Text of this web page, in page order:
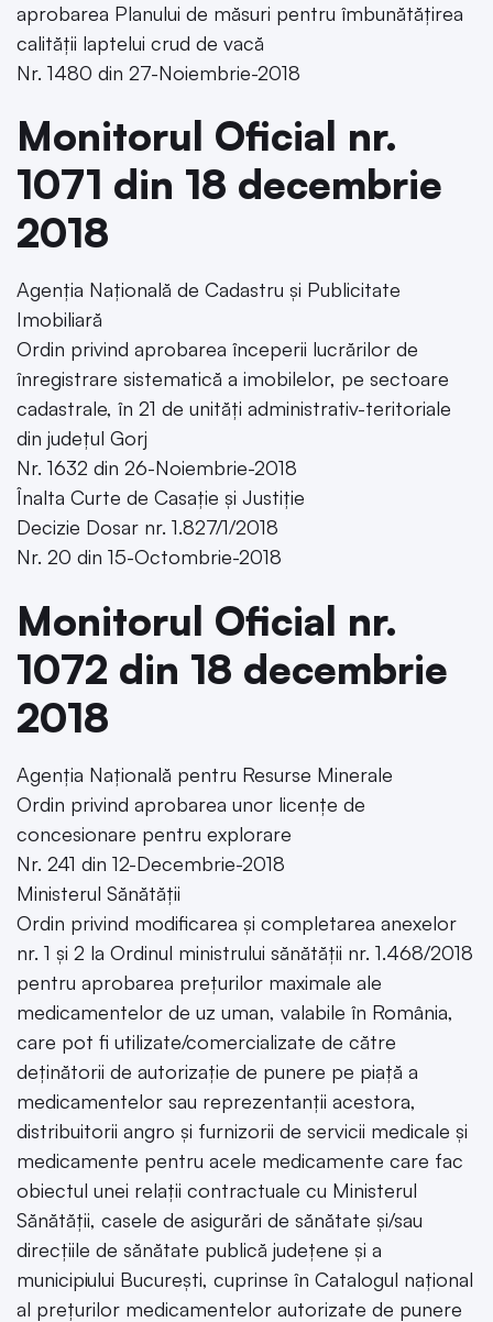
aprobarea Planului de măsuri pentru îmbunătățirea
calității laptelui crud de vacă
Nr. 1480 din 27-Noiembrie-2018
Monitorul Oficial nr.
1071 din 18 decembrie
2018
Agenția Națională de Cadastru și Publicitate
Imobiliară
Ordin privind aprobarea începerii lucrărilor de
înregistrare sistematică a imobilelor, pe sectoare
cadastrale, în 21 de unități administrativ-teritoriale
din județul Gorj
Nr. 1632 din 26-Noiembrie-2018
Înalta Curte de Casație și Justiție
Decizie Dosar nr. 1.827/1/2018
Nr. 20 din 15-Octombrie-2018
Monitorul Oficial nr.
1072 din 18 decembrie
2018
Agenția Națională pentru Resurse Minerale
Ordin privind aprobarea unor licențe de
concesionare pentru explorare
Nr. 241 din 12-Decembrie-2018
Ministerul Sănătății
Ordin privind modificarea și completarea anexelor
nr. 1 și 2 la Ordinul ministrului sănătății nr. 1.468/2018
pentru aprobarea prețurilor maximale ale
medicamentelor de uz uman, valabile în România,
care pot fi utilizate/comercializate de către
deținătorii de autorizație de punere pe piață a
medicamentelor sau reprezentanții acestora,
distribuitorii angro și furnizorii de servicii medicale și
medicamente pentru acele medicamente care fac
obiectul unei relații contractuale cu Ministerul
Sănătății, casele de asigurări de sănătate și/sau
direcțiile de sănătate publică județene și a
municipiului București, cuprinse în Catalogul național
al prețurilor medicamentelor autorizate de punere